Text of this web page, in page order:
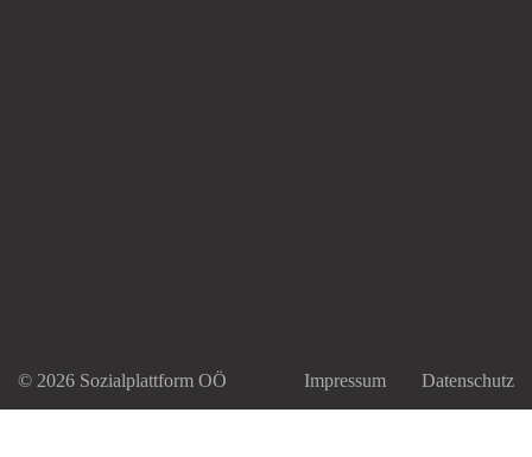
© 2026 Sozialplattform OÖ Impressum Datenschutz